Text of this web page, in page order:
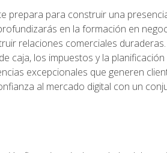
prepara para construir una
en la formación en
relaciones comerciales
caja, los impuestos y la
excepcionales que generen
al mercado digital con un